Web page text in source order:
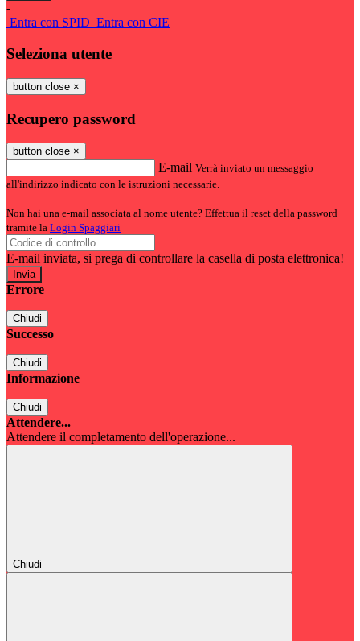
-
Entra con SPID Entra con CIE
Seleziona utente
button close ×
Recupero password
button close ×
E-mail Verrà inviato un messaggio
all'indirizzo indicato con le istruzioni necessarie.
Non hai una e-mail associata al nome utente? Effettua il reset della password
tramite la Login Spaggiari
E-mail inviata, si prega di controllare la casella di posta elettronica!
Errore
Chiudi
Successo
Chiudi
Informazione
Chiudi
Attendere...
Attendere il completamento dell'operazione...
Chiudi